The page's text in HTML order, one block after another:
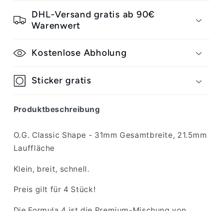
Classics
Wheels
Classics
Wheels
DHL-Versand gratis ab 90€
Warenwert
Kostenlose Abholung
Sticker gratis
Produktbeschreibung
O.G. Classic Shape - 31mm Gesamtbreite, 21.5mm
Lauffläche
Klein, breit, schnell.
Preis gilt für 4 Stück!